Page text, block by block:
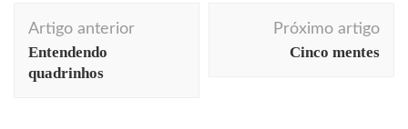
Navegação
de
post
Artigo anterior
Entendendo
quadrinhos
Próximo artigo
Cinco mentes